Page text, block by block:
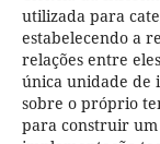
utilizada para
estabelecendo a
relações entre
única unidade de
sobre o próprio
para construir